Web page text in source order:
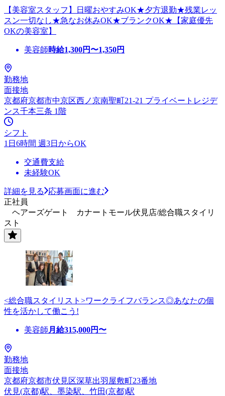
【美容室スタッフ】日曜おやすみOK★夕方退勤★残業レッ
スン一切なし★急なお休みOK★ブランクOK★【家庭優先
OKの美容室】
美容師時給1,300円〜1,350円
勤務地
面接地
京都府京都市中京区西ノ京南聖町21-21 プライベートレジデ
ンス千本三条 1階
シフト
1日6時間 週3日からOK
交通費支給
未経験OK
詳細を見る
応募画面に進む
正社員
ヘアーズゲート カナートモール伏見店/総合職スタイリ
スト
<総合職スタイリスト>ワークライフバランス◎あなたの個
性を活かして働こう!
美容師 月給315,000円〜
勤務地
面接地
京都府京都市伏見区深草出羽屋敷町23番地
伏見(京都)駅、墨染駅、竹田(京都)駅